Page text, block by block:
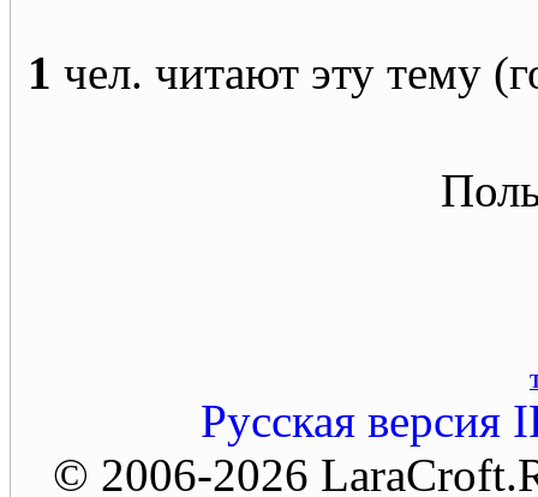
1 чел. читают эту тему
Русская версия
© 2006-2026